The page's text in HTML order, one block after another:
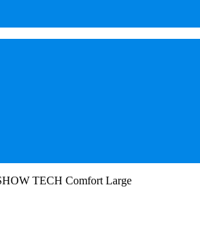
TECH Comfort Large